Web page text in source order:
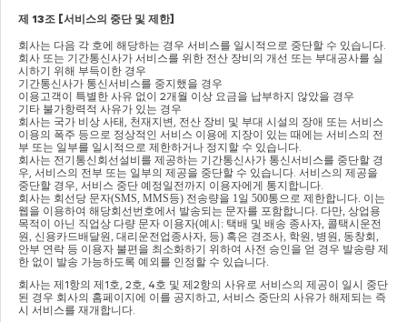
제 13조 [서비스의 중단 및 제한]
회사는 다음 각 호에 해당하는 경우 서비스를 일시적으로 중단할 수 있습니다.
회사 또는 기간통신사가 서비스를 위한 전산 장비의 개선 또는 부대공사를 실
시하기 위해 부득이한 경우
기간통신사가 통신서비스를 중지했을 경우
이용고객이 특별한 사유 없이 2개월 이상 요금을 납부하지 않았을 경우
기타 불가항력적 사유가 있는 경우
회사는 국가 비상 사태, 천재지변, 전산 장비 및 부대 시설의 장애 또는 서비스
이용의 폭주 등으로 정상적인 서비스 이용에 지장이 있는 때에는 서비스의 전
부 또는 일부를 일시적으로 제한하거나 정지할 수 있습니다.
회사는 전기통신회선설비를 제공하는 기간통신사가 통신서비스를 중단할 경
우, 서비스의 전부 또는 일부의 제공을 중단할 수 있습니다. 서비스의 제공을
중단할 경우, 서비스 중단 예정일전까지 이용자에게 통지합니다.
회사는 회선당 문자(SMS, MMS등) 전송량을 1일 500통으로 제한합니다. 이는
웹을 이용하여 해당회선번호에서 발송되는 문자를 포함합니다. 다만, 상업용
목적이 아닌 직업상 다량 문자 이용자(예시 : 택배 및 배송 종사자, 콜택시운전
원, 신용카드배달원, 대리운전업종사자, 등) 혹은 경조사, 학원, 병원, 동창회
안부 연락 등 이용자 불편을 최소화하기 위하여 사전 승인을 얻 경우 발송량 제
한 없이 발송 가능하도록 예외를 인정할 수 있습니다.
회사는 제1항의 제1호 , 2호 , 4호 및 제2항의 사유로 서비스의 제공이 일시 중단
된 경우 회사의 홈페이지에 이를 공지하고 서비스 중단의 사유가 해제되는 즉
시 서비스를 재개합니다